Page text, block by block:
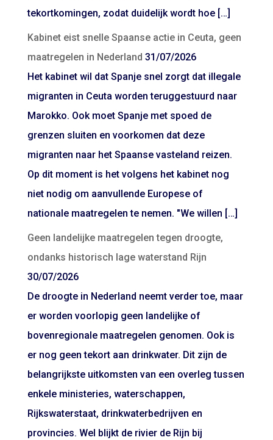
tekortkomingen, zodat duidelijk wordt hoe […]
Kabinet eist snelle Spaanse actie in Ceuta, geen
maatregelen in Nederland 31/07/2026
Het kabinet wil dat Spanje snel zorgt dat illegale
migranten in Ceuta worden teruggestuurd naar
Marokko. Ook moet Spanje met spoed de
grenzen sluiten en voorkomen dat deze
migranten naar het Spaanse vasteland reizen.
Op dit moment is het volgens het kabinet nog
niet nodig om aanvullende Europese of
nationale maatregelen te nemen. "We willen […]
Geen landelijke maatregelen tegen droogte,
ondanks historisch lage waterstand Rijn
30/07/2026
De droogte in Nederland neemt verder toe, maar
er worden voorlopig geen landelijke of
bovenregionale maatregelen genomen. Ook is
er nog geen tekort aan drinkwater. Dit zijn de
belangrijkste uitkomsten van een overleg tussen
enkele ministeries, waterschappen,
Rijkswaterstaat, drinkwaterbedrijven en
provincies. Wel blijkt de rivier de Rijn bij